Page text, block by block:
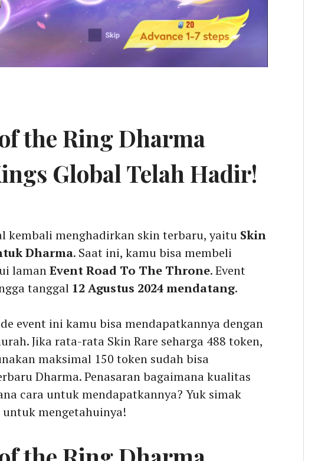
the Ring Dharma
Global Telah Hadir!
kembali menghadirkan skin terbaru, yaitu Skin
Dharma. Saat ini, kamu bisa membeli
lamanEvent Road To The Throne. Event
tanggal 12 Agustus 2024 mendatang.
event ini kamu bisa mendapatkannya dengan
Jika rata-rata Skin Rare seharga 488 token,
maksimal 150 token sudah bisa
Dharma. Penasaran bagaimana kualitas
cara untuk mendapatkannya? Yuk simak
mengetahuinya!